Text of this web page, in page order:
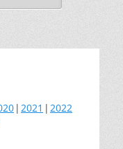
2021
2022